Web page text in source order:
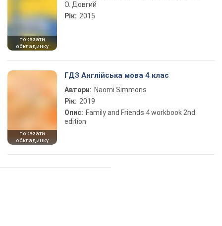
показати
обкладинку
О. Довгий
Рік: 2015
показати
обкладинку
ГДЗ Англійська мова 4 клас
Автори: Naomi Simmons
Рік: 2019
Опис: Family and Friends 4 workbook 2nd
edition